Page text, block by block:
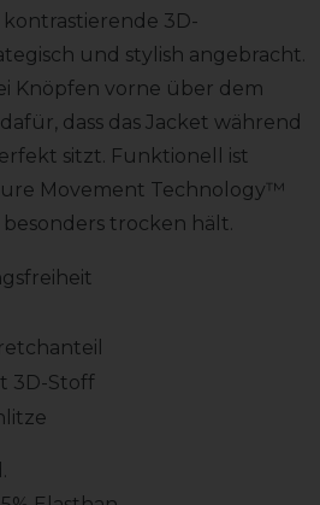
3D-
und stylish angebracht.
Knöpfen vorne über dem
dass das Jacket während
sitzt. Funktionell ist
Movement Technology™
trocken hält.
3D-Stoff